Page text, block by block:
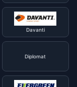
Davanti
Diplomat